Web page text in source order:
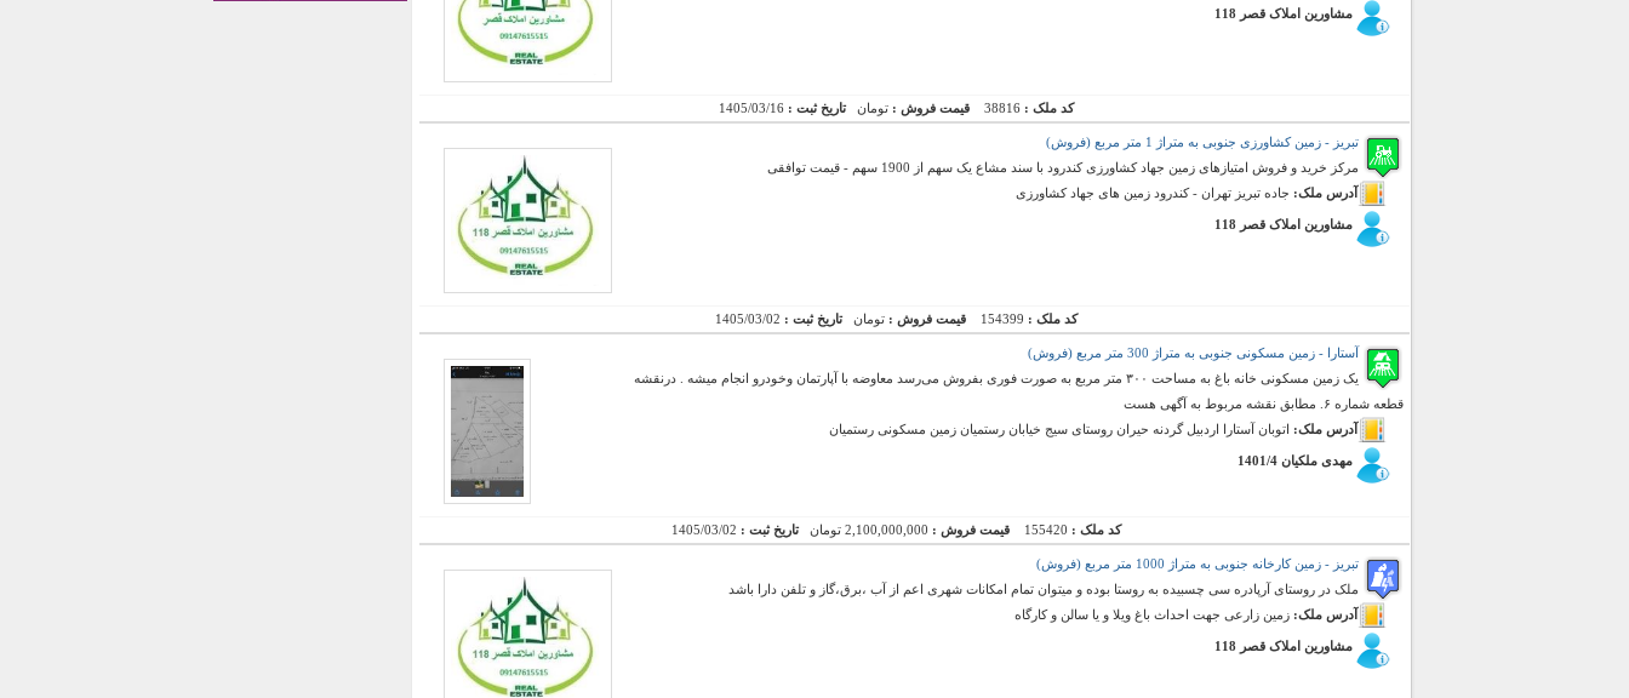
مشاورین املاک قصر 118
کد ملک : 38816 قیمت فروش : تومانتاریخ ثبت : 1405/03/16
تبریز - زمین کشاورزی جنوبی به متراژ 1 متر مربع (فروش)
مرکز خرید و فروش امتیازهای زمین جهاد کشاورزی کندرود با سند مشاع یک سهم از 1900 سهم - قیمت توافقی
آدرس ملک: جاده تبریز تهران - کندرود زمین های جهاد کشاورزی
مشاورین املاک قصر 118
کد ملک : 154399 قیمت فروش : تومانتاریخ ثبت : 1405/03/02
آستارا - زمین مسکونی جنوبی به متراژ 300 متر مربع (فروش)
یک زمین مسکونی خانه باغ به مساحت ۳۰۰ متر مربع به صورت فوری بفروش می‌رسد معاوضه با آپارتمان وخودرو انجام میشه . درنقشه
قطعه شماره ۶. مطابق نقشه مربوط به آگهی هست
آدرس ملک: اتوبان آستارا اردبیل گردنه حیران روستای سیج خیابان رستمیان زمین مسکونی رستمیان
مهدی ملکیان 1401/4
کد ملک : 155420 قیمت فروش : 2,100,000,000 تومان تاریخ ثبت : 1405/03/02
تبریز - زمین کارخانه جنوبی به متراژ 1000 متر مربع (فروش)
ملک در روستای آرپادره سی چسبیده به روستا بوده و میتوان تمام امکانات شهری اعم از آب ،برق،گاز و تلفن دارا باشد
آدرس ملک: زمین زارعی جهت احداث باغ ویلا و یا سالن و کارگاه
مشاورین املاک قصر 118